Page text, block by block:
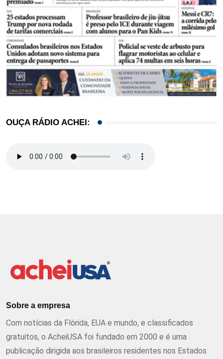
OUÇA RÁDIO ACHEI:
Sobre a empresa
Com notícias da Flórida, EUA e mundo, e classificados
gratuitos, o AcheiUSA foi fundado em 2000 e é uma
publicação dirigida aos brasileiros residentes nos Estados